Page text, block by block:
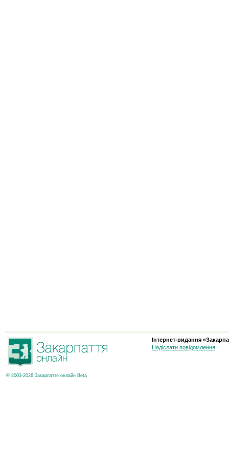
© 2003-2026 Закарпаття онлайн Beta
Інтернет-видання
Надіслати повідомлення